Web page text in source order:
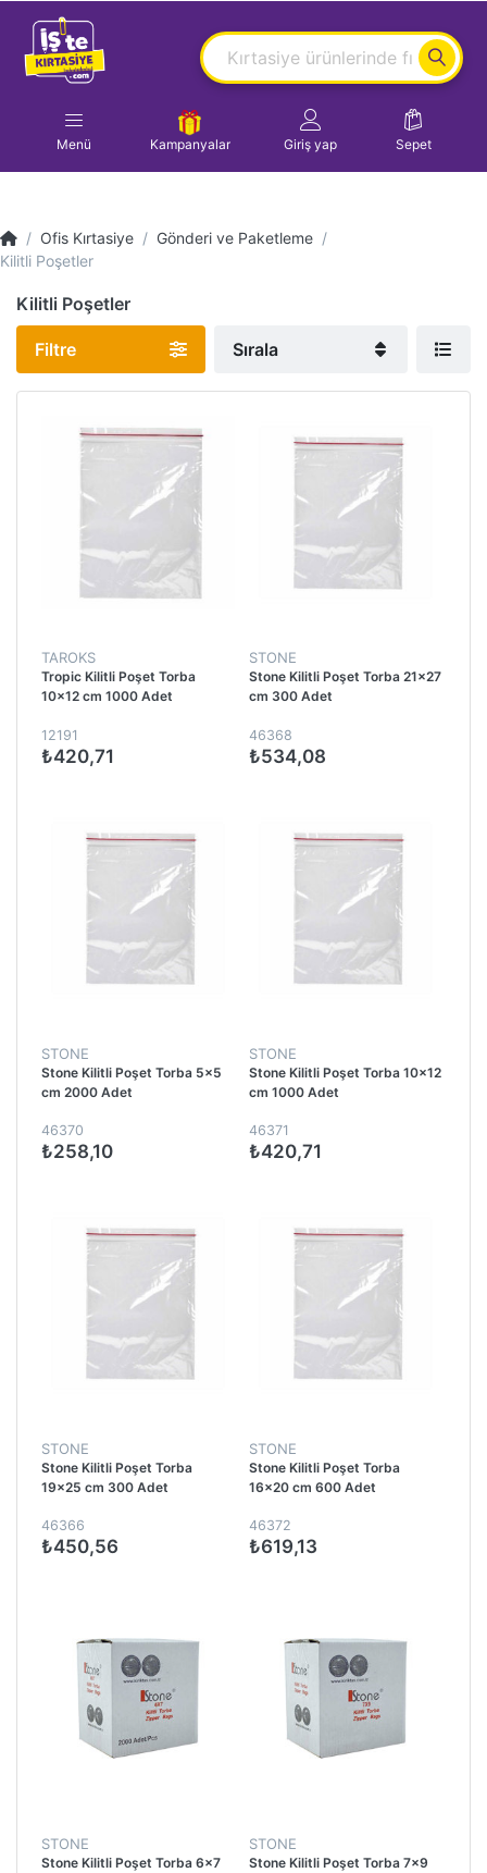
Menü Kampanyalar Giriş yap Sepet
Ofis Kırtasiye
Gönderi ve Paketleme
Kilitli Poşetler
Kilitli Poşetler
Filtre Sırala
TAROKS
Tropic Kilitli Poşet Torba
10x12 cm 1000 Adet
12191
₺420,71
STONE
Stone Kilitli Poşet Torba 21x27
cm 300 Adet
46368
₺534,08
STONE
Stone Kilitli Poşet Torba 5x5
cm 2000 Adet
46370
₺258,10
STONE
Stone Kilitli Poşet Torba 10x12
cm 1000 Adet
46371
₺420,71
STONE
Stone Kilitli Poşet Torba
19x25 cm 300 Adet
46366
₺450,56
STONE
Stone Kilitli Poşet Torba
16x20 cm 600 Adet
46372
₺619,13
STONE
Stone Kilitli Poşet Torba 6x7
STONE
Stone Kilitli Poşet Torba 7x9